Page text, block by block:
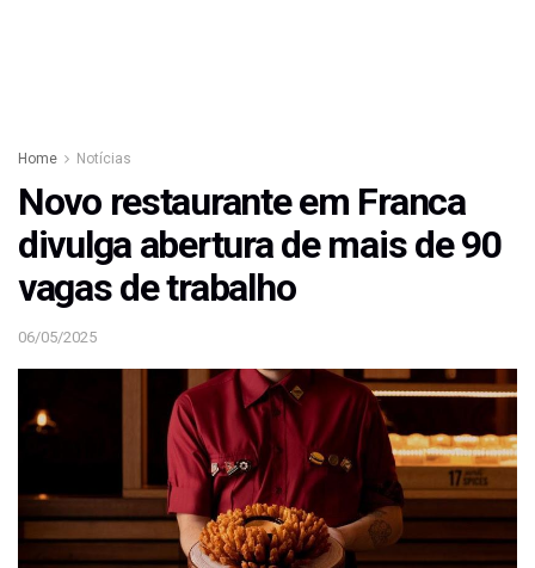
Home Notícias
Novo restaurante em Franca
divulga abertura de mais de 90
vagas de trabalho
06/05/2025